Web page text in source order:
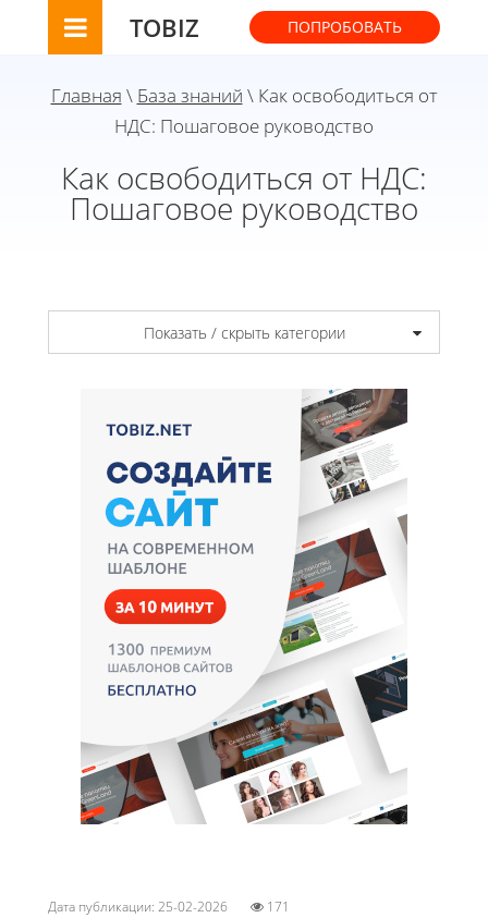
TOBIZ ПОПРОБОВАТЬ
Главная \ База знаний \ Как освободиться от
НДС: Пошаговое руководство
Как освободиться от НДС:
Пошаговое руководство
Показать / скрыть категории
Дата публикации: 25-02-2026 171